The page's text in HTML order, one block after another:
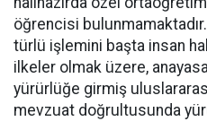
öğrencisi
türlü işlemini başta insan
ilkeler olmak üzere,
yürürlüğe girmiş
mevzuat doğrultusunda